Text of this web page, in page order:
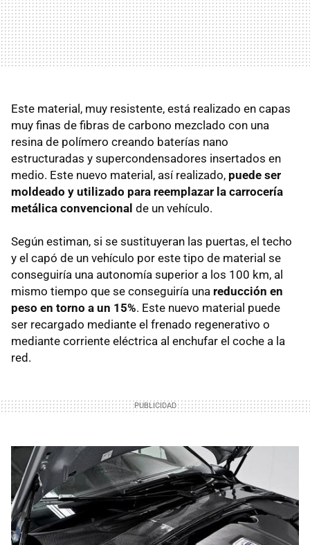
Este material, muy resistente, está realizado en capas
muy finas de fibras de carbono mezclado con una
resina de polímero creando baterías nano
estructuradas y supercondensadores insertados en
medio. Este nuevo material, así realizado, puede ser
moldeado y utilizado para reemplazar la carrocería
metálica convencional de un vehículo.
Según estiman, si se sustituyeran las puertas, el techo
y el capó de un vehículo por este tipo de material se
conseguiría una autonomía superior a los 100 km, al
mismo tiempo que se conseguiría una reducción en
peso en torno a un 15%. Este nuevo material puede
ser recargado mediante el frenado regenerativo o
mediante corriente eléctrica al enchufar el coche a la
red.